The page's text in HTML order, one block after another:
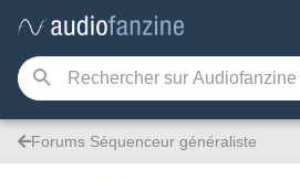
Forums Séquenceur généraliste